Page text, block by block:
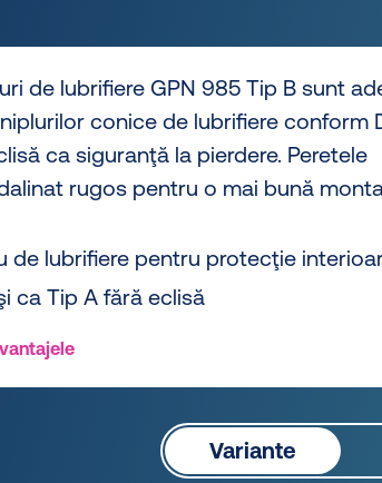
de lubrifiere GPN 985 Tip B sunt
conice de lubrifiere conform
ca siguranţă la pierdere. Peretele
rugos pentru o mai bună
de lubrifiere pentru protecţie
ca Tip A fără eclisă
Variante